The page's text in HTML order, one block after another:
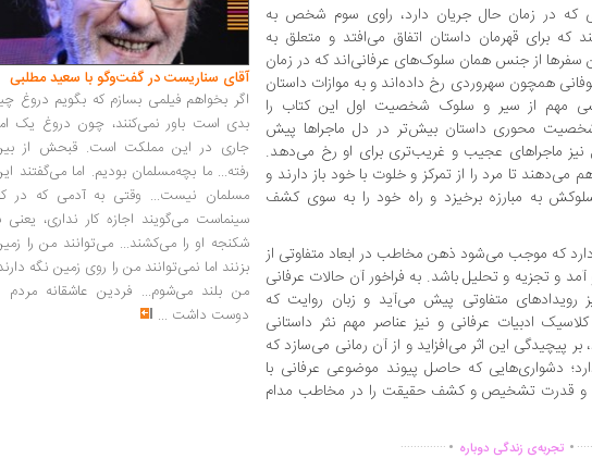
که در زمان حال جریان دارد، راوی سوم شخص به
که برای قهرمان داستان اتفاق می‌افتد و متعلق به
سفرها از جنس همان سلوک‌های عرفانی‌اند که در زمان
همچون سهروردی رخ داده‌اند و به موازات داستان
مهم از سیر و سلوک شخصیت اول این کتاب را
محوری داستان بیش‌تر در دل ماجراها پیش
ماجراهای عجیب و غریب‌تری برای او رخ می‌دهد.
تا مرد را از تمرکز و خلوت با خود باز دارند و
به مبارزه برخیزد و راه خود را به سوی کشف
که موجب می‌شود ذهن مخاطب در ابعاد متفاوتی از
و تجزیه و تحلیل باشد. به فراخور آن حالات عرفانی
رویدادهای متفاوتی پیش می‌آید و زبان روایت که
ادبیات عرفانی و نیز عناصر مهم نثر داستانی
بر پیچیدگی این اثر می‌افزاید و از آن رمانی می‌سازد که
دشواری‌هایی که حاصل پیوند موضوعی عرفانی با
و قدرت تشخیص و کشف حقیقت را در مخاطب مدام
. تجربه‌ی زندگی دوباره .
..............
آقای سناریست در گفت‌وگو با سعید مطلبی
اگر بخواهم فیلمی بسازم که بگویم دروغ
بدی است باور نمی‌کنند، چون دروغ یک
جاری در این مملکت است. قبحش از
رفته... ما بچه‌مسلمان بودیم. اما می‌گفتند
مسلمان نیست... وقتی به آدمی که در
سینماست می‌گویند اجازه کار نداری، یعنی
شکنجه او را می‌کشند... می‌توانند من را
بزنند اما نمی‌توانند من را روی زمین نگه
من بلند می‌شوم... فردین عاشقانه مردم
دوست داشت ...